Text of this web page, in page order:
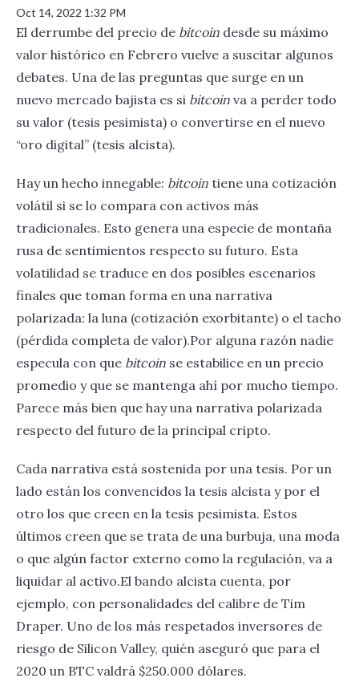
Oct 14, 2022 1:32 PM
El derrumbe del precio de bitcoin desde su máximo
valor histórico en Febrero vuelve a suscitar algunos
debates. Una de las preguntas que surge en un
nuevo mercado bajista es si bitcoin va a perder todo
su valor (tesis pesimista) o convertirse en el nuevo
“oro digital” (tesis alcista).
Hay un hecho innegable: bitcoin tiene una cotización
volátil si se lo compara con activos más
tradicionales. Esto genera una especie de montaña
rusa de sentimientos respecto su futuro. Esta
volatilidad se traduce en dos posibles escenarios
finales que toman forma en una narrativa
polarizada: la luna (cotización exorbitante) o el tacho
(pérdida completa de valor).Por alguna razón nadie
especula con que bitcoin se estabilice en un precio
promedio y que se mantenga ahí por mucho tiempo.
Parece más bien que hay una narrativa polarizada
respecto del futuro de la principal cripto.
Cada narrativa está sostenida por una tesis. Por un
lado están los convencidos la tesis alcista y por el
otro los que creen en la tesis pesimista. Estos
últimos creen que se trata de una burbuja, una moda
o que algún factor externo como la regulación, va a
liquidar al activo.El bando alcista cuenta, por
ejemplo, con personalidades del calibre de Tim
Draper. Uno de los más respetados inversores de
riesgo de Silicon Valley, quién aseguró que para el
2020 un BTC valdrá $250.000 dólares.